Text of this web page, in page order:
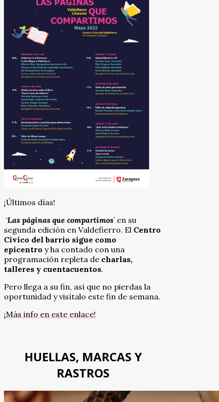
¡Últimos días!
‘Las páginas que compartimos’ en su
segunda edición en Valdefierro. El Centro
Cívico del barrio sigue como
epicentro y ha contado con una
programación repleta de charlas,
talleres y cuentacuentos.
Pero llega a su fin, así que no pierdas la
oportunidad y visítalo este fin de semana.
¡Más info en este enlace!
HUELLAS, MARCAS Y
RASTROS